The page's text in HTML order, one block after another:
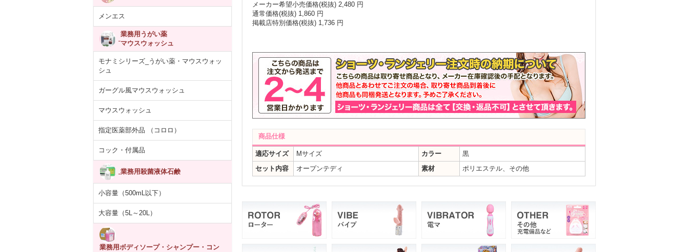
メンエス
業務用うがい薬
マウスウォッシュ
モナミシリーズ_うがい薬・マウスウォッ
シュ
ガーグル風マウスウォッシュ
マウスウォッシュ
指定医薬部外品 （コロロ）
コック・付属品
業務用殺菌液体石鹸
小容量（500mL以下）
大容量（5L～20L）
業務用ボディソープ・シャンプー・コン
メーカー希望小売価格(税抜) 2,480 円
通常価格(税抜) 1,860 円
掲載店特別価格(税抜) 1,736 円
商品仕様
適応サイズ Mサイズ カラー
黒
セット内容
オープンテディ 素材 ポリエステル、その他